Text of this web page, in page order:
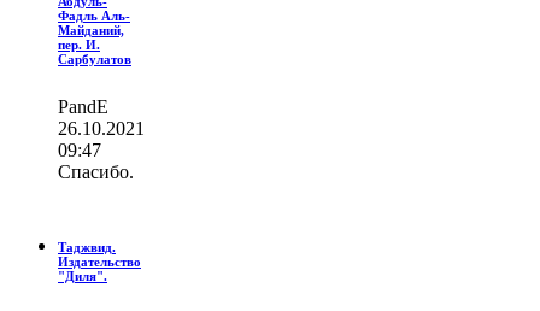
Фадль Аль-
Майданий,
пер. И.
Сарбулатов
PandE
26.10.2021
09:47
Спасибо.
Таджвид.
Издательство
"Диля".